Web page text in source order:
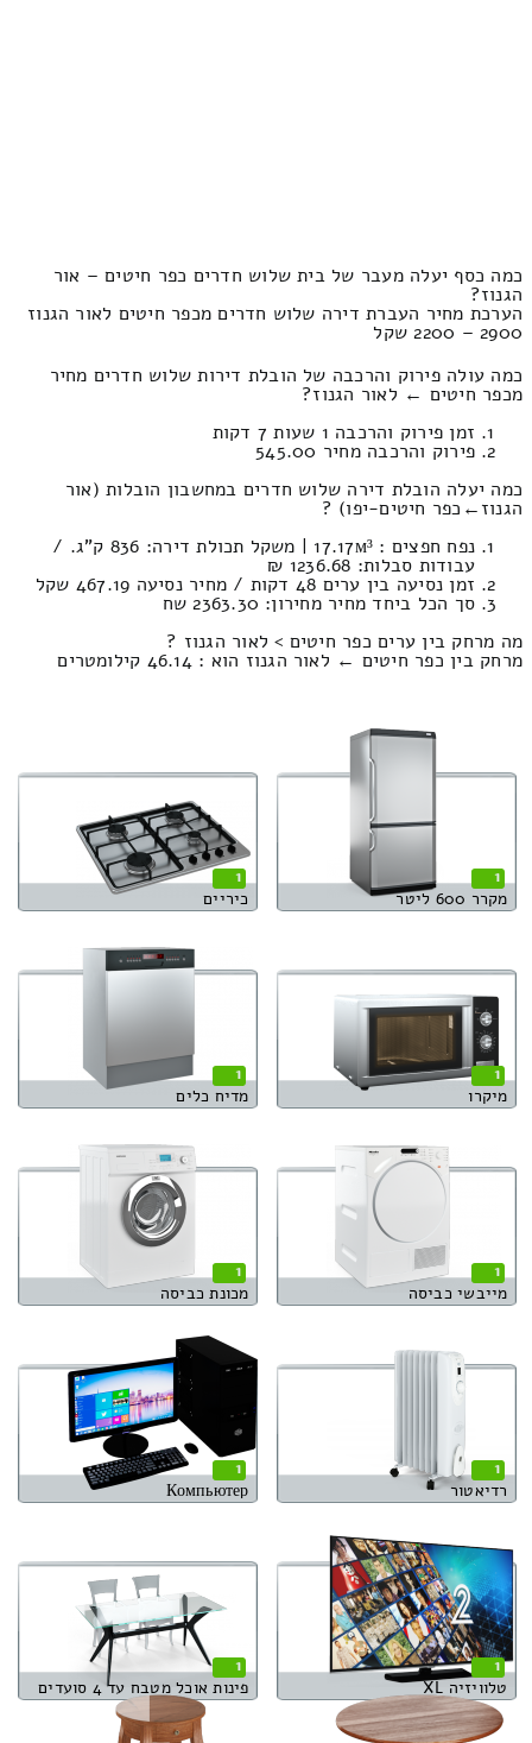
כמה כסף יעלה מעבר של בית שלוש חדרים כפר חיטים – אור
הגנוז?
הערכת מחיר העברת דירה שלוש חדרים מכפר חיטים לאור הגנוז
2900 – 2200 שקל
כמה עולה פירוק והרכבה של הובלת דירות שלוש חדרים מחיר
מכפר חיטים ← לאור הגנוז?
זמן פירוק והרכבה 1 שעות 7 דקות
פירוק והרכבה מחיר 545.00
כמה יעלה הובלת דירה שלוש חדרים במחשבון הובלות (אור
הגנוז‎←‏כפר חיטים-יפו) ?
נפח חפצים : 17.17м³ | משקל תכולת דירה: 836 ק”ג. /
עבודות סבלות: 1236.68 ₪
זמן נסיעה בין ערים 48 דקות / מחיר נסיעה 467.19 שקל
סך הכל ביחד מחיר מחירון: 2363.30 שח
מה מרחק בין ערים כפר חיטים > לאור הגנוז ?
מרחק בין כפר חיטים ← לאור הגנוז הוא : 46.14 קילומטרים
1
מקרר 600 ליטר
1
כיריים
1
מיקרו
1
מדיח כלים
1
מייבשי כביסה
1
מכונת כביסה
1
רדיאטור
1
Компьютер
1
טלוויזיה XL
1
פינות אוכל מטבח עד 4 סועדים